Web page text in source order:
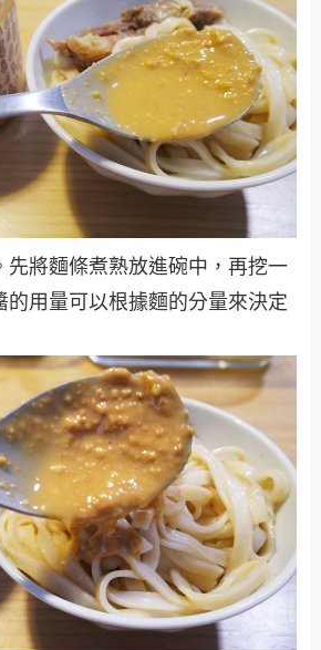
先將麵條煮熟放進碗中，再挖一
的用量可以根據麵的分量來決定